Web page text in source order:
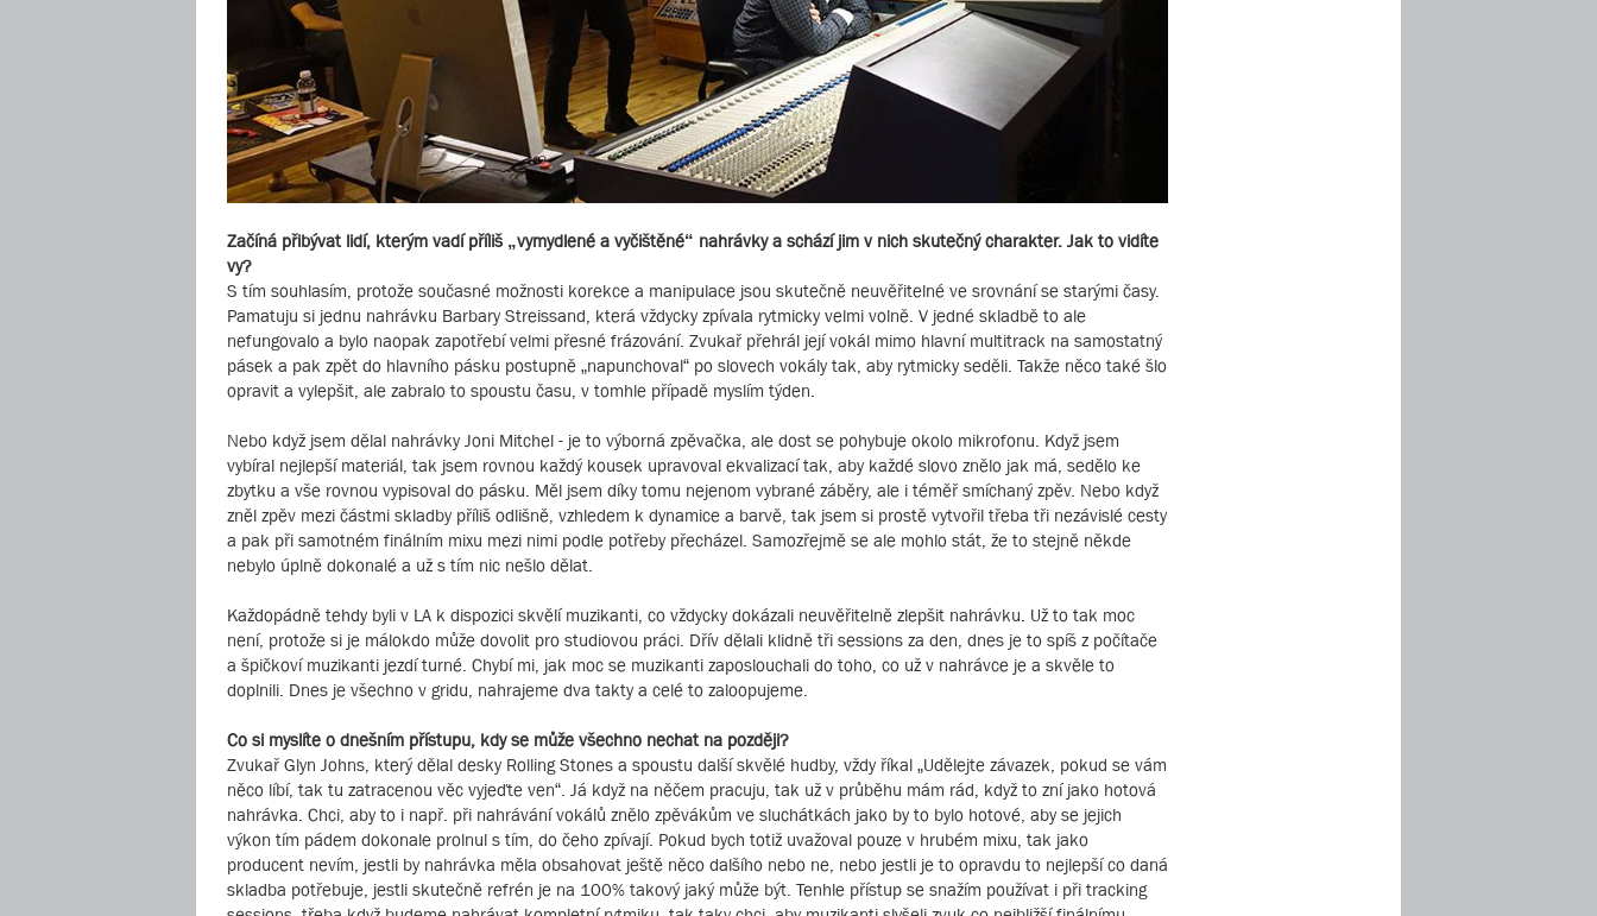
Začíná přibývat lidí, kterým vadí příliš „vymydlené a vyčištěné“ nahrávky a schází jim v nich skutečný charakter. Jak to vidíte
vy?
S tím souhlasím, protože současné možnosti korekce a manipulace jsou skutečně neuvěřitelné ve srovnání se starými časy.
Pamatuju si jednu nahrávku Barbary Streissand, která vždycky zpívala rytmicky velmi volně. V jedné skladbě to ale
nefungovalo a bylo naopak zapotřebí velmi přesné frázování. Zvukař přehrál její vokál mimo hlavní multitrack na samostatný
pásek a pak zpět do hlavního pásku postupně „napunchoval“ po slovech vokály tak, aby rytmicky seděli. Takže něco také šlo
opravit a vylepšit, ale zabralo to spoustu času, v tomhle případě myslím týden.
Nebo když jsem dělal nahrávky Joni Mitchel - je to výborná zpěvačka, ale dost se pohybuje okolo mikrofonu. Když jsem
vybíral nejlepší materiál, tak jsem rovnou každý kousek upravoval ekvalizací tak, aby každé slovo znělo jak má, sedělo ke
zbytku a vše rovnou vypisoval do pásku. Měl jsem díky tomu nejenom vybrané záběry, ale i téměř smíchaný zpěv. Nebo když
zněl zpěv mezi částmi skladby příliš odlišně, vzhledem k dynamice a barvě, tak jsem si prostě vytvořil třeba tři nezávislé cesty
a pak při samotném finálním mixu mezi nimi podle potřeby přecházel. Samozřejmě se ale mohlo stát, že to stejně někde
nebylo úplně dokonalé a už s tím nic nešlo dělat.
Každopádně tehdy byli v LA k dispozici skvělí muzikanti, co vždycky dokázali neuvěřitelně zlepšit nahrávku. Už to tak moc
není, protože si je málokdo může dovolit pro studiovou práci. Dřív dělali klidně tři sessions za den, dnes je to spíš z počítače
a špičkoví muzikanti jezdí turné. Chybí mi, jak moc se muzikanti zaposlouchali do toho, co už v nahrávce je a skvěle to
doplnili. Dnes je všechno v gridu, nahrajeme dva takty a celé to zaloopujeme.
Co si myslíte o dnešním přístupu, kdy se může všechno nechat na později?
Zvukař Glyn Johns, který dělal desky Rolling Stones a spoustu další skvělé hudby, vždy říkal „Udělejte závazek, pokud se vám
něco líbí, tak tu zatracenou věc vyjeďte ven“. Já když na něčem pracuju, tak už v průběhu mám rád, když to zní jako hotová
nahrávka. Chci, aby to i např. při nahrávání vokálů znělo zpěvákům ve sluchátkách jako by to bylo hotové, aby se jejich
výkon tím pádem dokonale prolnul s tím, do čeho zpívají. Pokud bych totiž uvažoval pouze v hrubém mixu, tak jako
producent nevím, jestli by nahrávka měla obsahovat ještě něco dalšího nebo ne, nebo jestli je to opravdu to nejlepší co daná
skladba potřebuje, jestli skutečně refrén je na 100% takový jaký může být. Tenhle přístup se snažím používat i při tracking